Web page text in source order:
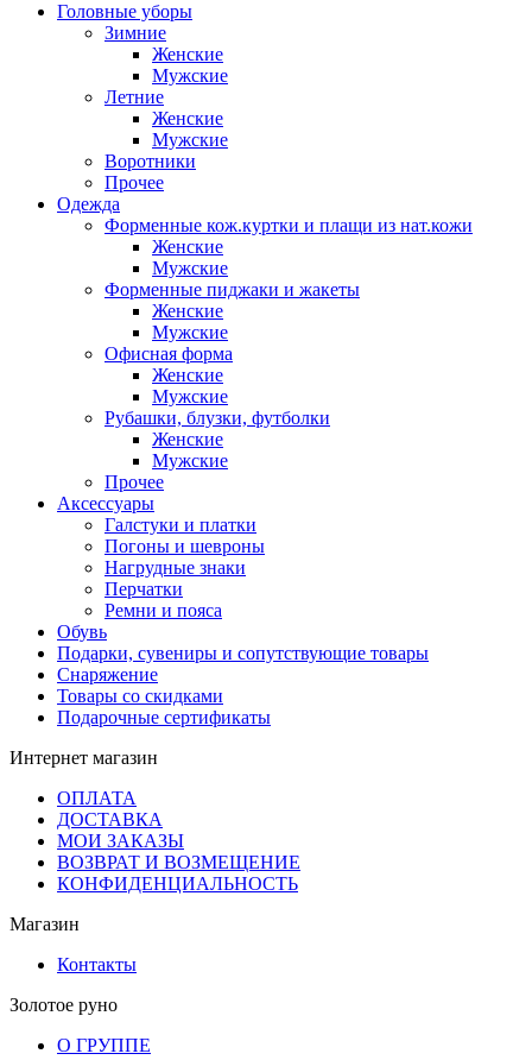
Головные уборы
Зимние
Женские
Мужские
Летние
Женские
Мужские
Воротники
Прочее
Одежда
Форменные кож.куртки и плащи из нат.кожи
Женские
Мужские
Форменные пиджаки и жакеты
Женские
Мужские
Офисная форма
Женские
Мужские
Рубашки, блузки, футболки
Женские
Мужские
Прочее
Аксессуары
Галстуки и платки
Погоны и шевроны
Нагрудные знаки
Перчатки
Ремни и пояса
Обувь
Подарки, сувениры и сопутствующие товары
Снаряжение
Товары со скидками
Подарочные сертификаты
Интернет магазин
ОПЛАТА
ДОСТАВКА
МОИ ЗАКАЗЫ
ВОЗВРАТ И ВОЗМЕЩЕНИЕ
КОНФИДЕНЦИАЛЬНОСТЬ
Магазин
Контакты
Золотое руно
О ГРУППЕ